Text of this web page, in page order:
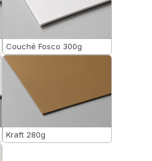
Couché Fosco 300g
Kraft 280g